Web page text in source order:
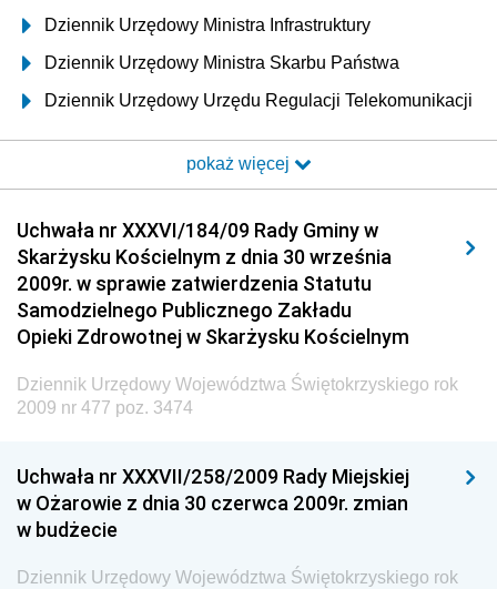
Dziennik Urzędowy Ministra Infrastruktury
Dziennik Urzędowy Ministra Skarbu Państwa
Dziennik Urzędowy Urzędu Regulacji Telekomunikacji
Dziennik Urzędowy Ministra Transportu i Budownictwa
Elektronicznej
Dziennik Urzędowy Ministra Spraw Wewnętrznych i
Administracji
Dziennik Urzędowy Ministra Transportu
Dziennik Urzędowy Ministra Budownictwa
Dziennik Urzędowy Ministra Nauki i Szkolnictwa
Dziennik Urzędowy Głównego Urzędu Miar
Dziennik Urzędowy Ministra Rolnictwa i Rozwoju Wsi
Sportu
pokaż więcej
Uchwała nr XXXVI/184/09 Rady Gminy w
Skarżysku Kościelnym z dnia 30 września
2009r. w sprawie zatwierdzenia Statutu
Samodzielnego Publicznego Zakładu
Opieki Zdrowotnej w Skarżysku Kościelnym
Dziennik Urzędowy Województwa Świętokrzyskiego rok
2009 nr 477 poz. 3474
Uchwała nr XXXVII/258/2009 Rady Miejskiej
w Ożarowie z dnia 30 czerwca 2009r. zmian
w budżecie
Dziennik Urzędowy Województwa Świętokrzyskiego rok